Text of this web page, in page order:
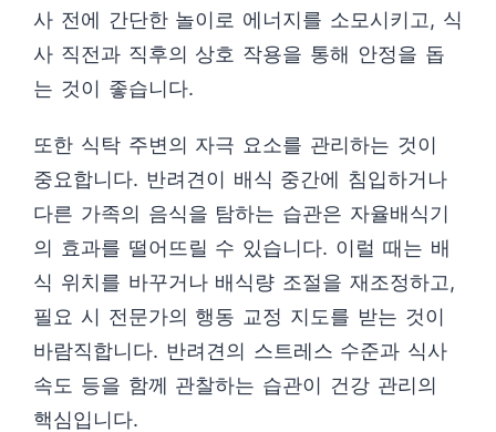
사 전에 간단한 놀이로 에너지를 소모시키고, 식
사 직전과 직후의 상호 작용을 통해 안정을 돕
는 것이 좋습니다.
또한 식탁 주변의 자극 요소를 관리하는 것이
중요합니다. 반려견이 배식 중간에 침입하거나
다른 가족의 음식을 탐하는 습관은 자율배식기
의 효과를 떨어뜨릴 수 있습니다. 이럴 때는 배
식 위치를 바꾸거나 배식량 조절을 재조정하고,
필요 시 전문가의 행동 교정 지도를 받는 것이
바람직합니다. 반려견의 스트레스 수준과 식사
속도 등을 함께 관찰하는 습관이 건강 관리의
핵심입니다.